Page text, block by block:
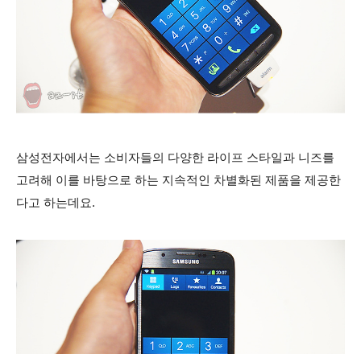
삼성전자에서는 소비자들의 다양한 라이프 스타일과 니즈를
고려해 이를 바탕으로 하는 지속적인 차별화된 제품을 제공한
다고 하는데요.